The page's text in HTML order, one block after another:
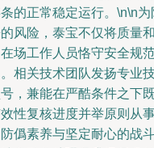
的正常稳定运行。\n\n
风险，泰宝不仅将质量
场工作人员恪守安全规
相关技术团队发扬专业
，兼能在严酷条件之下
性复核进度并举原则从
僞素养与坚定耐心的战